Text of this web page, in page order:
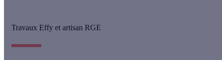
Travaux Effy et artisan RGE